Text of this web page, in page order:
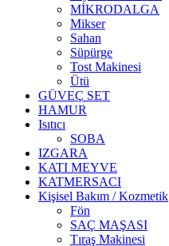
MİKRODALGA
Mikser
Sahan
Süpürge
Tost Makinesi
Ütü
GÜVEÇ SET
HAMUR
Isıtıcı
SOBA
IZGARA
KATI MEYVE
KATMERSACI
Kişisel Bakım / Kozmetik
Fön
SAÇ MAŞASI
Tıraş Makinesi